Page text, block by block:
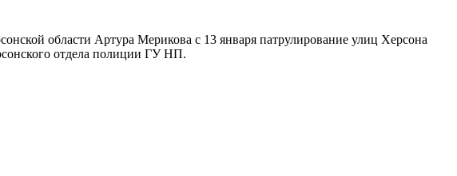
области Артура Мерикова с 13 января патрулирование улиц Херсона
отдела полиции ГУ НП.